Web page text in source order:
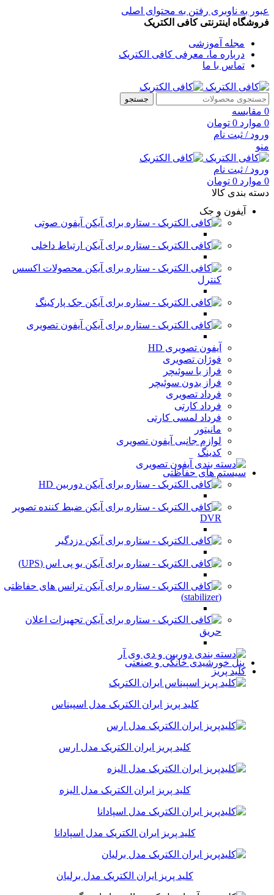
عبور به ناوبری رفتن به محتوای اصلی
فروشگاه اینترنتی کافی الکتریک
مجله آموزشی
درباره ما، معرفی کافی الکتریک
تماس با ما
جستجو
0 مقایسه
0 موارد 0 تومان
ورود / ثبت نام
منو
ورود / ثبت نام
0 موارد 0 تومان
دسته بندی کالا
آیفون و جک
آیفون صوتی
ارتباط داخلی
محصولات اکسس
کنترل
جک پارکینگ
آیفون تصویری
آیفون تصویری HD
فوژان تصویری
فراز با سوئیچر
فراز بدون سوئیچر
فرداد تصویری
فرداد کارتی
فرداد لمسی کارتی
مانیتور
لوازم جانبی آیفون تصویری
کدینگ
سیستم های حفاظتی
دوربین HD
ضبط کننده تصویر
DVR
دزدگیر
یو پی اس (UPS)
ترانس های حفاظتی
(stabilizer)
تجهیزات اعلان
حریق
پنل خورشیدی خانگی و صنعتی
کلید پریز
کلید پریز ایران الکتریک مدل اسپیناس
کلید پریز ایران الکتریک مدل ارس
کلید پریز ایران الکتریک مدل الیزه
کلید پریز ایران الکتریک مدل اسپادانا
کلید پریز ایران الکتریک مدل برلیان